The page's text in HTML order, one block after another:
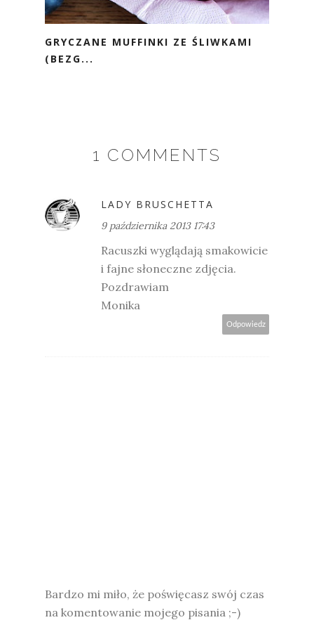
GRYCZANE MUFFINKI ZE ŚLIWKAMI
(BEZG...
1 COMMENTS
LADY BRUSCHETTA
9 października 2013 17:43
Racuszki wyglądają smakowicie
i fajne słoneczne zdjęcia.
Pozdrawiam
Monika
Odpowiedz
Bardzo mi miło, że poświęcasz swój czas
na komentowanie mojego pisania ;-)